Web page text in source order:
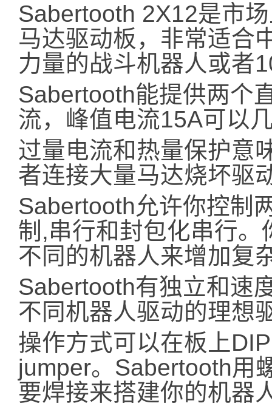
Sabertooth 2X12是市
马达驱动板，非常适合
力量的战斗机器人或者
Sabertooth能提供两个
流，峰值电流15A可以
过量电流和热量保护意
者连接大量马达烧坏驱
Sabertooth允许你控制
制,串行和封包化串行
不同的机器人来增加复
Sabertooth有独立和速
不同机器人驱动的理想
操作方式可以在板上
jumper。Sabertooth用
要焊接来搭建你的机器